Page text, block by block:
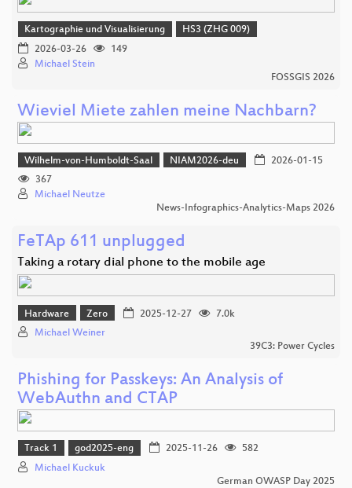
Kartographie und Visualisierung
HS3 (ZHG 009)
2026-03-26
149
Michael Stein
FOSSGIS 2026
Wieviel Miete zahlen meine Nachbarn?
Wilhelm-von-Humboldt-Saal NIAM2026-deu
2026-01-15
367
Michael Neutze
News-Infographics-Analytics-Maps 2026
FeTAp 611 unplugged
Taking a rotary dial phone to the mobile age
Hardware Zero 2025-12-27
7.0k
Michael Weiner
39C3: Power Cycles
Phishing for Passkeys: An Analysis of
WebAuthn and CTAP
Track 1 god2025-eng 2025-11-26
582
Michael Kuckuk
German OWASP Day 2025